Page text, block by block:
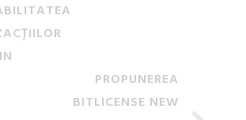
PROPUNEREA
BITLICENSE NEW